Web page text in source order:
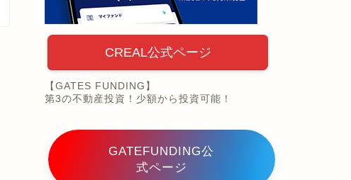
CREAL公式ページ
【GATES FUNDING】
第3の不動産投資！少額から投資可能！
GATEFUNDING公
式ページ